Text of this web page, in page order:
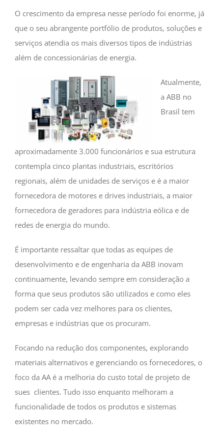
O crescimento da empresa nesse período foi enorme, já
que o seu abrangente portfólio de produtos, soluções e
serviços atendia os mais diversos tipos de indústrias
além de concessionárias de energia.
Atualmente,
a ABB no
Brasil tem
aproximadamente 3.000 funcionários e sua estrutura
contempla cinco plantas industriais, escritórios
regionais, além de unidades de serviços e é a maior
fornecedora de motores e drives industriais, a maior
fornecedora de geradores para indústria eólica e de
redes de energia do mundo.
É importante ressaltar que todas as equipes de
desenvolvimento e de engenharia da ABB inovam
continuamente, levando sempre em consideração a
forma que seus produtos são utilizados e como eles
podem ser cada vez melhores para os clientes,
empresas e indústrias que os procuram.
Focando na redução dos componentes, explorando
materiais alternativos e gerenciando os fornecedores, o
foco da AA é a melhoria do custo total de projeto de
sues clientes. Tudo isso enquanto melhoram a
funcionalidade de todos os produtos e sistemas
existentes no mercado.